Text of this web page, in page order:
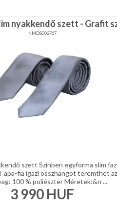
nyakkendő szett - Grafit
NMDSC02767
szett Színben egyforma slim
apa-fia igazi összhangot teremthet
100 % poliészter Méretek:&n ...
3 990 HUF